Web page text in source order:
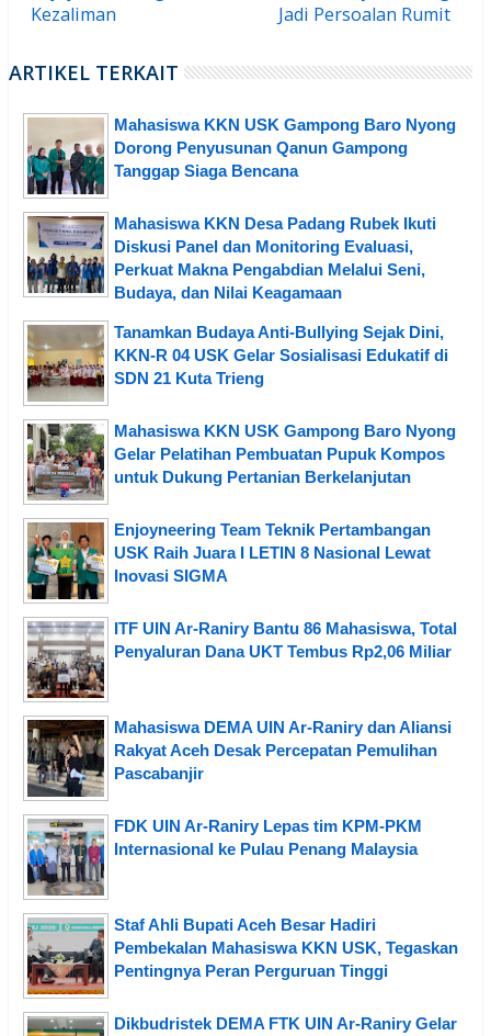
Kezaliman
Jadi Persoalan Rumit
ARTIKEL TERKAIT
Mahasiswa KKN USK Gampong Baro Nyong
Dorong Penyusunan Qanun Gampong
Tanggap Siaga Bencana
Mahasiswa KKN Desa Padang Rubek Ikuti
Diskusi Panel dan Monitoring Evaluasi,
Perkuat Makna Pengabdian Melalui Seni,
Budaya, dan Nilai Keagamaan
Tanamkan Budaya Anti-Bullying Sejak Dini,
KKN-R 04 USK Gelar Sosialisasi Edukatif di
SDN 21 Kuta Trieng
Mahasiswa KKN USK Gampong Baro Nyong
Gelar Pelatihan Pembuatan Pupuk Kompos
untuk Dukung Pertanian Berkelanjutan
Enjoyneering Team Teknik Pertambangan
USK Raih Juara I LETIN 8 Nasional Lewat
Inovasi SIGMA
ITF UIN Ar-Raniry Bantu 86 Mahasiswa, Total
Penyaluran Dana UKT Tembus Rp2,06 Miliar
Mahasiswa DEMA UIN Ar-Raniry dan Aliansi
Rakyat Aceh Desak Percepatan Pemulihan
Pascabanjir
FDK UIN Ar-Raniry Lepas tim KPM-PKM
Internasional ke Pulau Penang Malaysia
Staf Ahli Bupati Aceh Besar Hadiri
Pembekalan Mahasiswa KKN USK, Tegaskan
Pentingnya Peran Perguruan Tinggi
Dikbudristek DEMA FTK UIN Ar-Raniry Gelar